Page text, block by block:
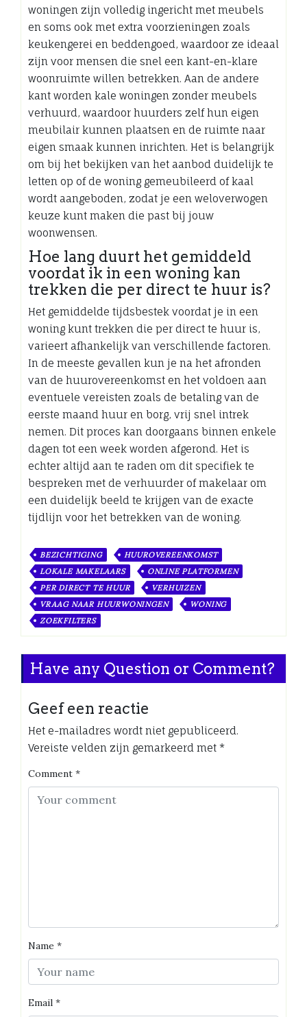
woningen zijn volledig ingericht met meubels
en soms ook met extra voorzieningen zoals
keukengerei en beddengoed, waardoor ze ideaal
zijn voor mensen die snel een kant-en-klare
woonruimte willen betrekken. Aan de andere
kant worden kale woningen zonder meubels
verhuurd, waardoor huurders zelf hun eigen
meubilair kunnen plaatsen en de ruimte naar
eigen smaak kunnen inrichten. Het is belangrijk
om bij het bekijken van het aanbod duidelijk te
letten op of de woning gemeubileerd of kaal
wordt aangeboden, zodat je een weloverwogen
keuze kunt maken die past bij jouw
woonwensen.
Hoe lang duurt het gemiddeld
voordat ik in een woning kan
trekken die per direct te huur is?
Het gemiddelde tijdsbestek voordat je in een
woning kunt trekken die per direct te huur is,
varieert afhankelijk van verschillende factoren.
In de meeste gevallen kun je na het afronden
van de huurovereenkomst en het voldoen aan
eventuele vereisten zoals de betaling van de
eerste maand huur en borg, vrij snel intrek
nemen. Dit proces kan doorgaans binnen enkele
dagen tot een week worden afgerond. Het is
echter altijd aan te raden om dit specifiek te
bespreken met de verhuurder of makelaar om
een duidelijk beeld te krijgen van de exacte
tijdlijn voor het betrekken van de woning.
BEZICHTIGING
HUUROVEREENKOMST
LOKALE MAKELAARS
ONLINE PLATFORMEN
PER DIRECT TE HUUR
VERHUIZEN
VRAAG NAAR HUURWONINGEN
WONING
ZOEKFILTERS
Have any Question or Comment?
Geef een reactie
Het e-mailadres wordt niet gepubliceerd.
Vereiste velden zijn gemarkeerd met *
Comment *
Name *
Email *